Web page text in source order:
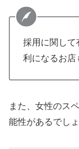
採用に関して
利になるお店
また、女性のス
能性があるでしょ